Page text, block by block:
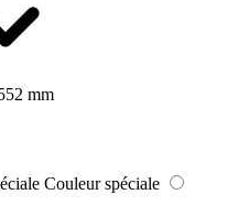
mm
Couleur spéciale